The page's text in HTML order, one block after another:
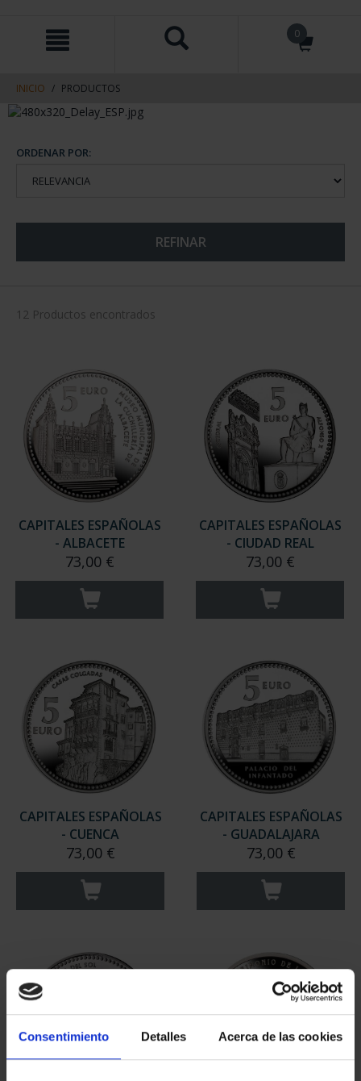
Consentimiento Detalles Acerca de las cookies
contenido
navegacin
0
INICIO PRODUCTOS
ORDENAR POR:
REFINAR
12 Productos encontrados
CAPITALES ESPAÑOLAS
- ALBACETE
73,00 €
CAPITALES ESPAÑOLAS
- CIUDAD REAL
73,00 €
CAPITALES ESPAÑOLAS
- CUENCA
73,00 €
CAPITALES ESPAÑOLAS
- GUADALAJARA
73,00 €